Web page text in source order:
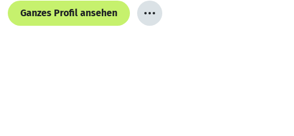
Ganzes Profil ansehen